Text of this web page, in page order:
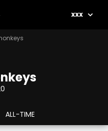
xxx
ALL-TIME